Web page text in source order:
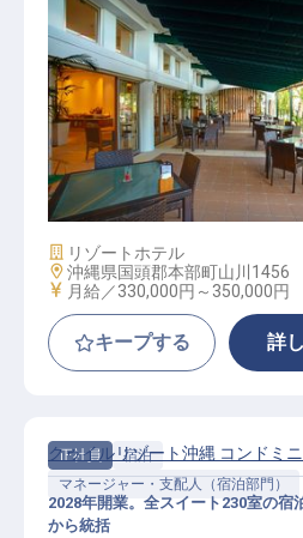
料飲部門責任者│263室の
ト統括／月33万～／組織
施設業態
リゾートホテル
勤務地
沖縄県国頭郡本部町山川1456
給与
月給／330,000円～ 350,000円
キープする 詳
正社員
宿泊
マネージャー・支配人（宿泊部門）
クゥイルリゾート沖縄 コンドミ
2028年開業。全スイート230室の宿
から統括